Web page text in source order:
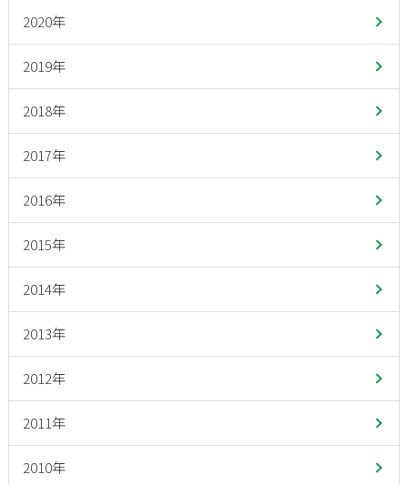
2020年
2019年
2018年
2017年
2016年
2015年
2014年
2013年
2012年
2011年
2010年